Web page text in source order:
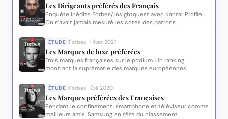
Les Dirigeants préférés des Français
Enquête inédite Forbes/Insightquest avec Kantar Profile.
On n'avait jamais mesuré les cotes des patrons.
ÉTUDE Forbes · Hiver 2021
Les Marques de luxe préférées
Trois marques françaises sur le podium. Un ranking
montrant la suprématie des marques européennes.
ÉTUDE Forbes · Été 2020
Les Marques préférées des Françaises
Pendant le confinement, smartphone et téléviseur comme
meilleurs amis. Samsung en tête du classement.